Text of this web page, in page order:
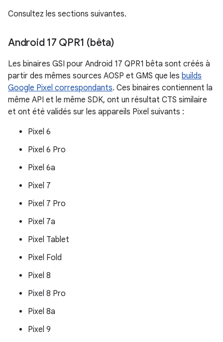
Consultez les sections suivantes.
Android 17 QPR1 (bêta)
Les binaires GSI pour Android 17 QPR1 bêta sont créés à
partir des mêmes sources AOSP et GMS que les builds
Google Pixel correspondants. Ces binaires contiennent la
même API et le même SDK, ont un résultat CTS similaire
et ont été validés sur les appareils Pixel suivants :
Pixel 6
Pixel 6 Pro
Pixel 6a
Pixel 7
Pixel 7 Pro
Pixel 7a
Pixel Tablet
Pixel Fold
Pixel 8
Pixel 8 Pro
Pixel 8a
Pixel 9